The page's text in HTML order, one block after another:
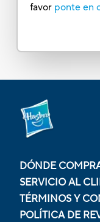
favor ponte en
DÓNDE
SERVICIO AL
TÉRMINOS Y
POLÍTICA DE